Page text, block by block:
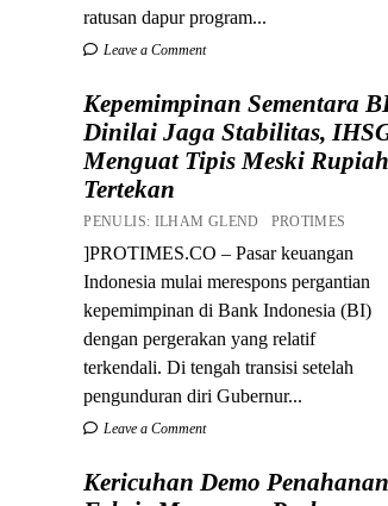
ratusan dapur program...
Leave a Comment
Kepemimpinan Sementara
Dinilai Jaga Stabilitas,
Menguat Tipis Meski Rupiah
Tertekan
PENULIS: ILHAM GLEND PROTIMES
]PROTIMES.CO – Pasar keuangan
Indonesia mulai merespons pergantian
kepemimpinan di Bank Indonesia (BI)
dengan pergerakan yang relatif
terkendali. Di tengah transisi setelah
pengunduran diri Gubernur...
Leave a Comment
Kericuhan Demo Penahanan